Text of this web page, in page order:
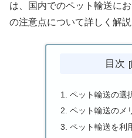
は、国内でのペット輸送に
の注意点について詳しく解説
目次
ペット輸送の選
ペット輸送のメ
ペット輸送を利